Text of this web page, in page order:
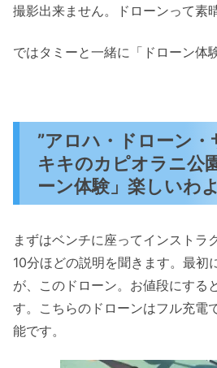
撮影出来ません。ドローンって素
ではタミーと一緒に「ドローン体
”アロハ・ドローン・
キキのカピオラニ公
ーン体験」楽しいわ
まずはベンチに座ってインストラ
10分ほどの説明を聞きます。最初
が、このドローン。お値段にする
す。こちらのドローンはフル充電
能です。